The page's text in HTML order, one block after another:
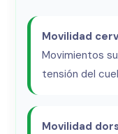
Movilidad
Movimientos
tensión del
Movilidad